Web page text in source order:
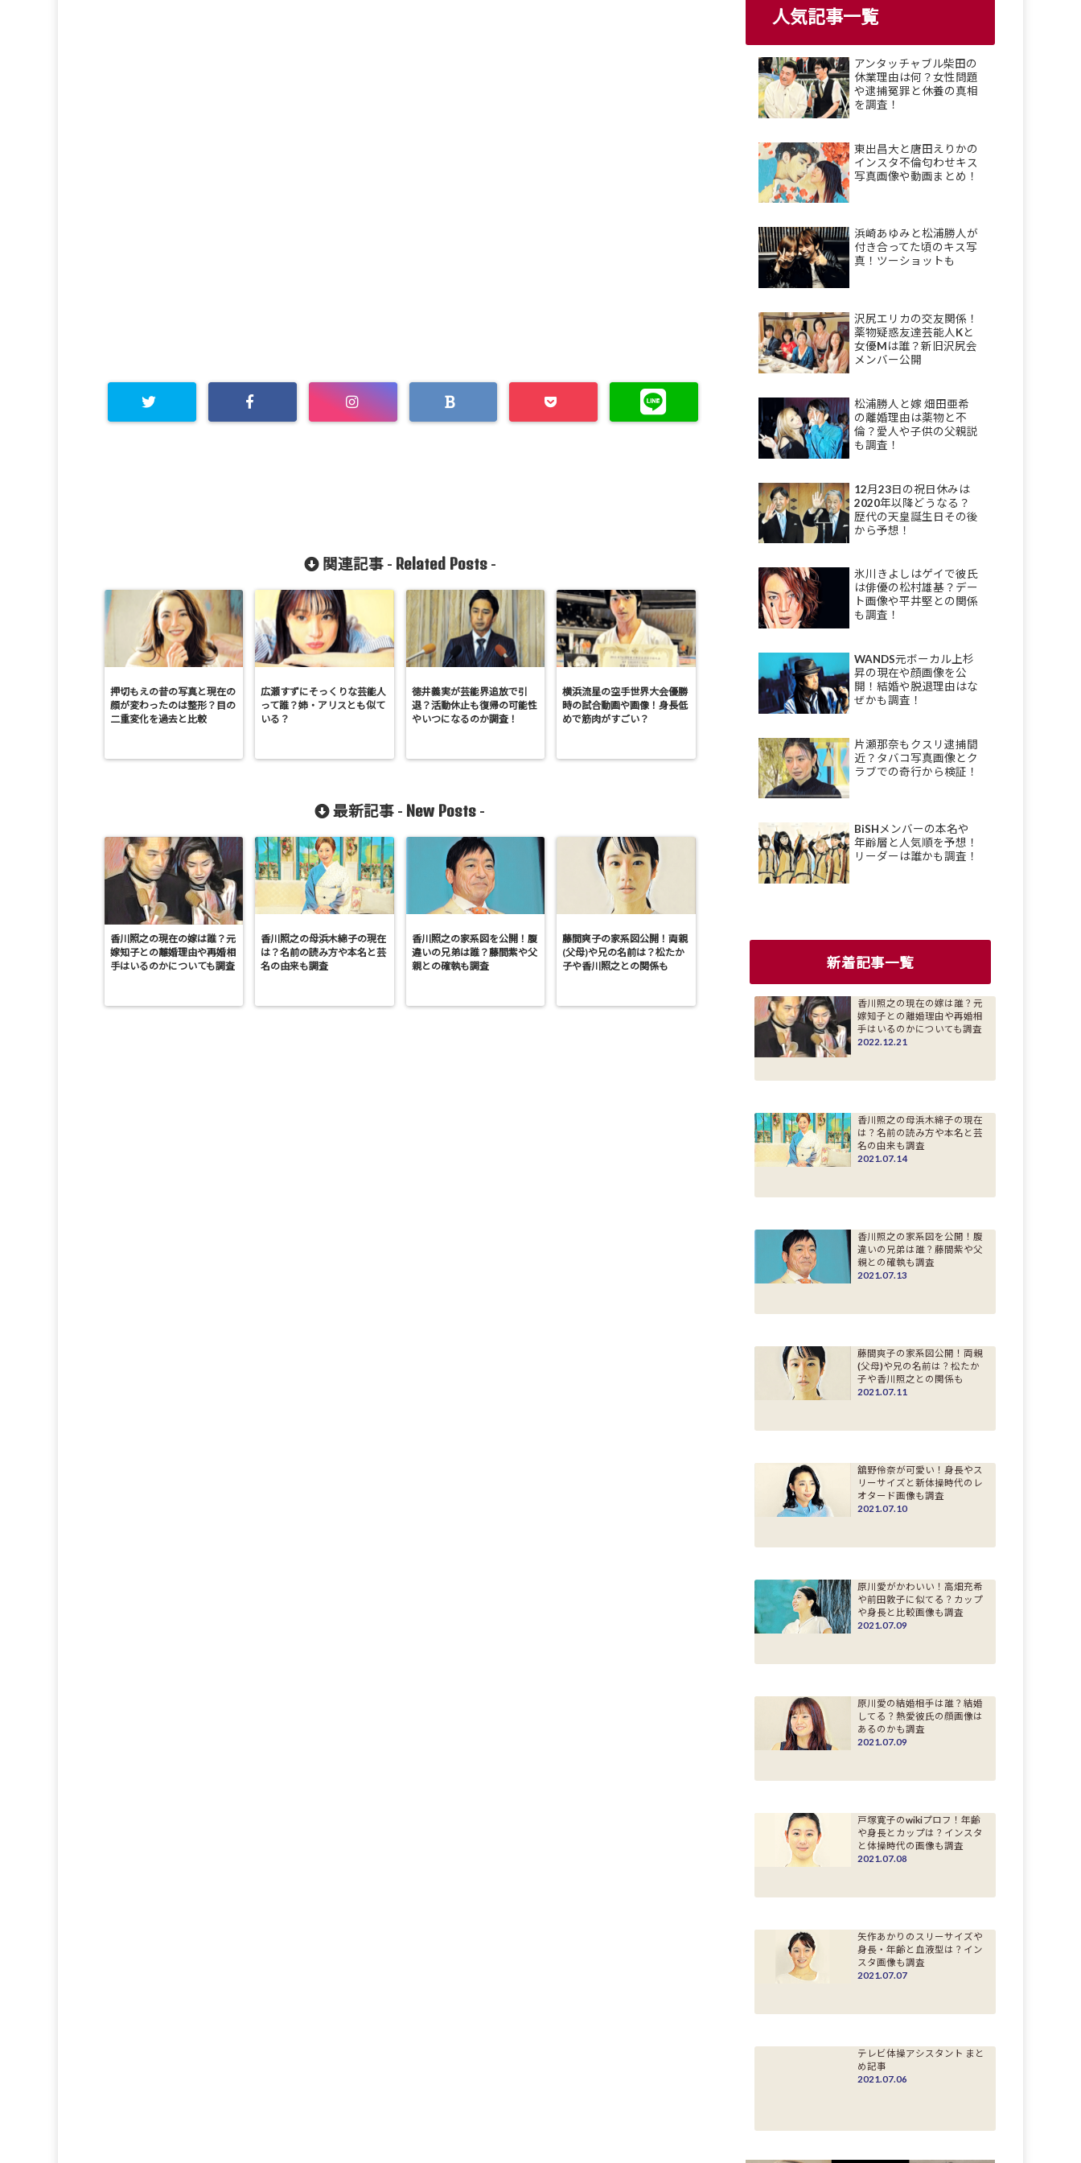
関連記事 - Related Posts-
押切もえの昔の写真と現在の
顔が変わったのは整形？目の
二重変化を過去と比較
広瀬すずにそっくりな芸能人
って誰？姉・アリスとも似て
いる？
徳井義実が芸能界追放で引
退？活動休止も復帰の可能性
やいつになるのか調査！
横浜流星の空手世界大会優勝
時の試合動画や画像！身長低
めで筋肉がすごい？
最新記事 - New Posts -
香川照之の現在の嫁は誰？元
嫁知子との離婚理由や再婚相
手はいるのかについても調査
香川照之の母浜木綿子の現在
は？名前の読み方や本名と芸
名の由来も調査
香川照之の家系図を公開！腹
違いの兄弟は誰？藤間紫や父
親との確執も調査
藤間爽子の家系図公開！両親
(父母)や兄の名前は？松たか
子や香川照之との関係も
人気記事一覧
アンタッチャブル柴田の
休業理由は何？女性問題
や逮捕冤罪と休養の真相
を調査！
東出昌大と唐田えりかの
インスタ不倫匂わせキス
写真画像や動画まとめ！
浜崎あゆみと松浦勝人が
付き合ってた頃のキス写
真！ツーショットも
沢尻エリカの交友関係！
薬物疑惑友達芸能人Kと
女優Mは誰？新旧沢尻会
メンバー公開
松浦勝人と嫁 畑田亜希
の離婚理由は薬物と不
倫？愛人や子供の父親説
も調査！
12月23日の祝日休みは
2020年以降どうなる？
歴代の天皇誕生日その後
から予想！
氷川きよしはゲイで彼氏
は俳優の松村雄基？デー
ト画像や平井堅との関係
も調査！
WANDS元ボーカル上杉
昇の現在や顔画像を公
開！結婚や脱退理由はな
ぜかも調査！
片瀬那奈もクスリ逮捕間
近？タバコ写真画像とク
ラブでの奇行から検証！
BiSHメンバーの本名や
年齢層と人気順を予想！
リーダーは誰かも調査！
新着記事一覧
香川照之の現在の嫁は誰？元
嫁知子との離婚理由や再婚相
手はいるのかについても調査
2022.12.21
香川照之の母浜木綿子の現在
は？名前の読み方や本名と芸
名の由来も調査
2021.07.14
香川照之の家系図を公開！腹
違いの兄弟は誰？藤間紫や父
親との確執も調査
2021.07.13
藤間爽子の家系図公開！両親
(父母)や兄の名前は？松たか
子や香川照之との関係も
2021.07.11
舘野伶奈が可愛い！身長やス
リーサイズと新体操時代のレ
オタード画像も調査
2021.07.10
原川愛がかわいい！高畑充希
や前田敦子に似てる？カップ
や身長と比較画像も調査
2021.07.09
原川愛の結婚相手は誰？結婚
してる？熱愛彼氏の顔画像は
あるのかも調査
2021.07.09
戸塚寛子のwikiプロフ！年齢
や身長とカップは？インスタ
と体操時代の画像も調査
2021.07.08
矢作あかりのスリーサイズや
身長・年齢と血液型は？イン
スタ画像も調査
2021.07.07
テレビ体操アシスタント まと
め記事
2021.07.06